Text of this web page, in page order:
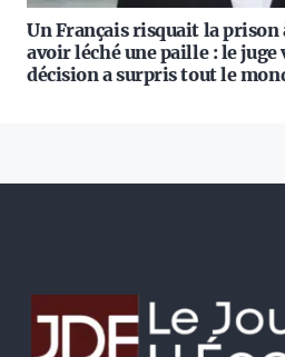
Un Français risquait la prison
avoir léché une paille : le
décision a surpris tout le